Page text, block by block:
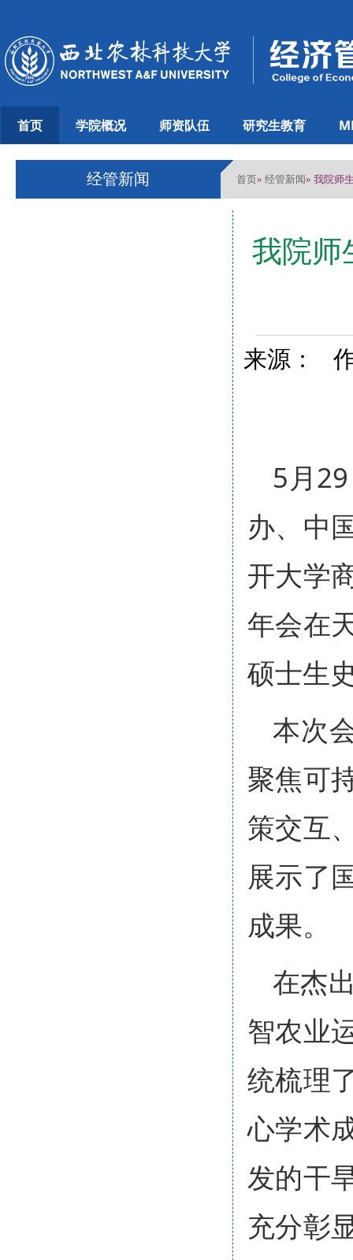
首页 学院概况 师资队伍 研究生教育
经管新闻 首页» 经管新闻» 我院师
我院师
来源：
5月
办、中
开大学
年会在
硕士生
本次
聚焦可
策交互
展示了
成果。
在杰
智农业
统梳理
心学术
发的干
充分彰